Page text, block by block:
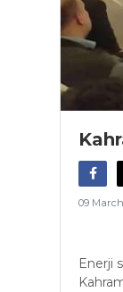
09
Enerji